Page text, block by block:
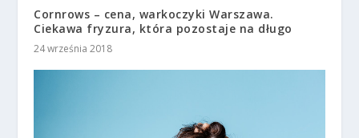
Cornrows – cena, warkoczyki Warszawa.
Ciekawa fryzura, która pozostaje na długo
24 września 2018